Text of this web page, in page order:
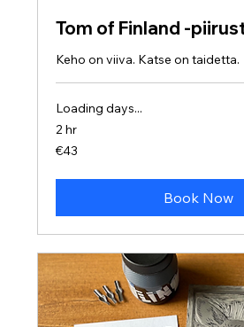
Tom of Finland -
Keho on viiva. Katse on taidetta.
Loading days...
2 hr
43
euros
€43
Book Now